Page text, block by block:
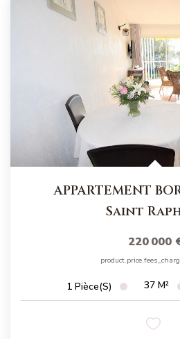
APPARTEMENT
Saint
220 000
1 Pièce(s) 37 M²